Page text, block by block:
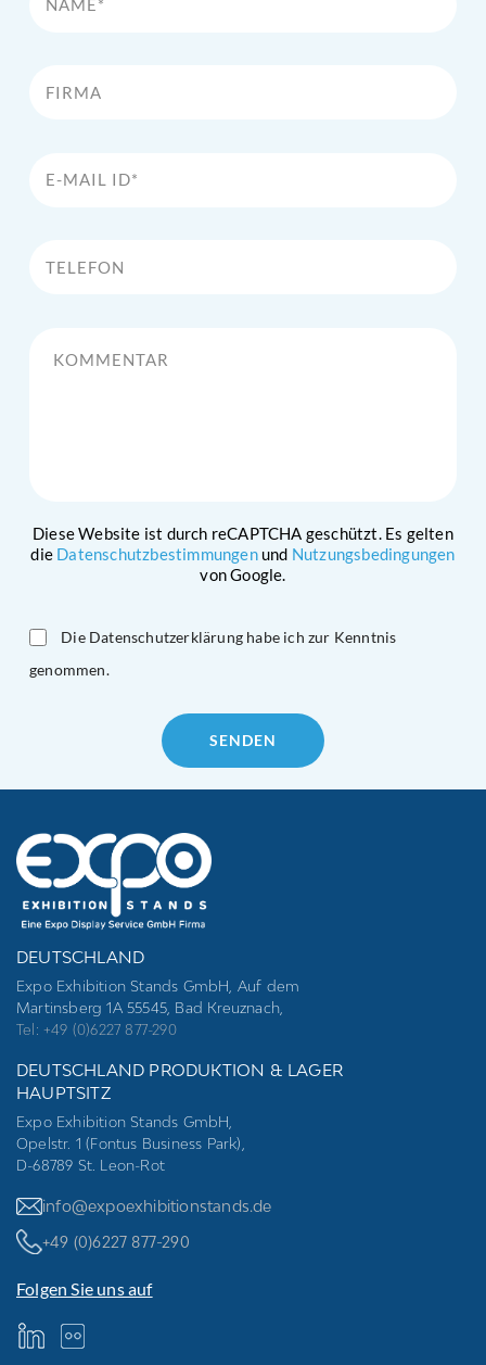
Diese Website ist durch reCAPTCHA geschützt. Es gelten
die Datenschutzbestimmungenund Nutzungsbedingungen
von Google.
Die Datenschutzerklärung habe ich zur Kenntnis
genommen.
empty.
DEUTSCHLAND
Expo Exhibition Stands GmbH, Auf dem
Martinsberg 1A 55545, Bad Kreuznach,
Tel: +49 (0)6227 877-290
DEUTSCHLAND PRODUKTION & LAGER
HAUPTSITZ
Expo Exhibition Stands GmbH,
Opelstr. 1 (Fontus Business Park),
D-68789 St. Leon-Rot
info@expoexhibitionstands.de
+49 (0)6227 877-290
Folgen Sie uns auf